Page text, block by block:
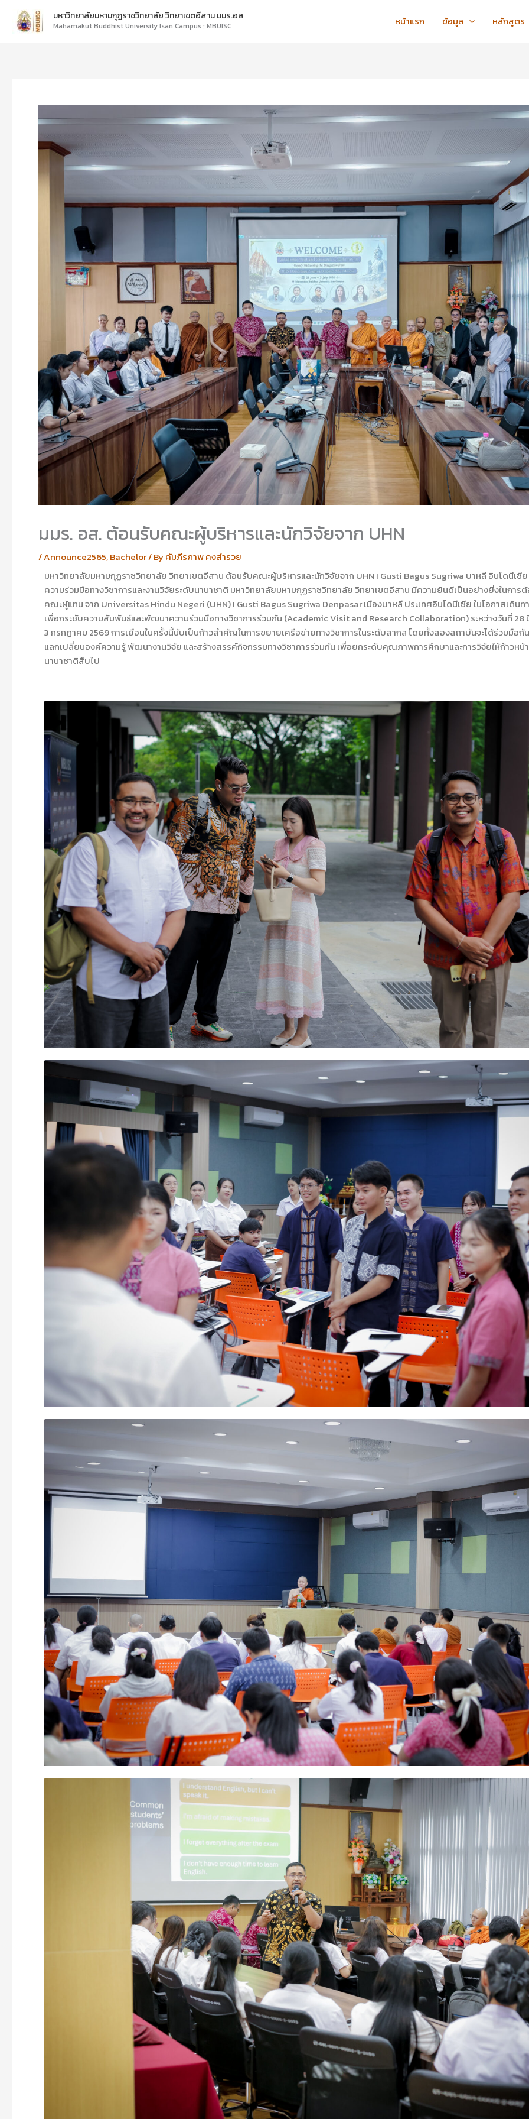
content
มหาวิทยาลัยมหามกุฏราชวิทยาลัย วิทยาเขตอีสาน มมร.อส
Mahamakut Buddhist University Isan Campus : MBUISC หน้าแรก ข้อมูล หลักสูตร
มมร. อส. ต้อนรับคณะผู้บริหารและนักวิจัยจาก UHN
/Announce2565,Bachelor/ Byคัมภีรภาพ คงสำรวย
มหาวิทยาลัยมหามกุฏราชวิทยาลัย วิทยาเขตอีสาน ต้อนรับคณะผู้บริหารและนักวิจัยจาก UHN I Gusti Bagus Sugriwa บาหลี อินโดนีเซี
ความร่วมมือทางวิชาการและงานวิจัยระดับนานาชาติ มหาวิทยาลัยมหามกุฏราชวิทยาลัย วิทยาเขตอีสาน มีความยินดีเป็นอย่างยิ่งในการ
คณะผู้แทน จาก Universitas Hindu Negeri (UHN) I Gusti Bagus Sugriwa Denpasar เมืองบาหลี ประเทศอินโดนีเซีย ในโอกาสเดินท
เพื่อกระชับความสัมพันธ์และพัฒนาความร่วมมือทางวิชาการร่วมกัน (Academic Visit and Research Collaboration) ระหว่างวันที่ 28
3 กรกฎาคม 2569 การเยือนในครั้งนี้นับเป็นก้าวสำคัญในการขยายเครือข่ายทางวิชาการในระดับสากล โดยทั้งสองสถาบันจะได้ร่วมมือกั
แลกเปลี่ยนองค์ความรู้ พัฒนางานวิจัย และสร้างสรรค์กิจกรรมทางวิชาการร่วมกัน เพื่อยกระดับคุณภาพการศึกษาและการวิจัยให้ก้าวหน้
นานาชาติสืบไป